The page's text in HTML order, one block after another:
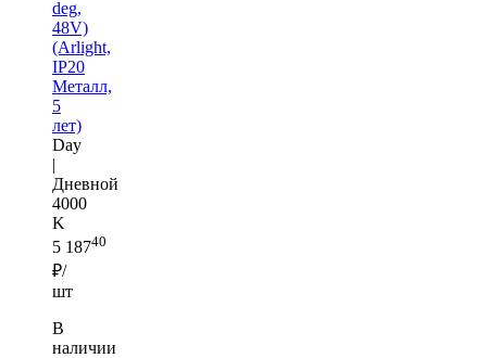
deg,
48V)
(Arlight,
IP20
Металл,
5
лет)
Day
|
Дневной
4000
K
5 18740
₽/
шт
В
наличии